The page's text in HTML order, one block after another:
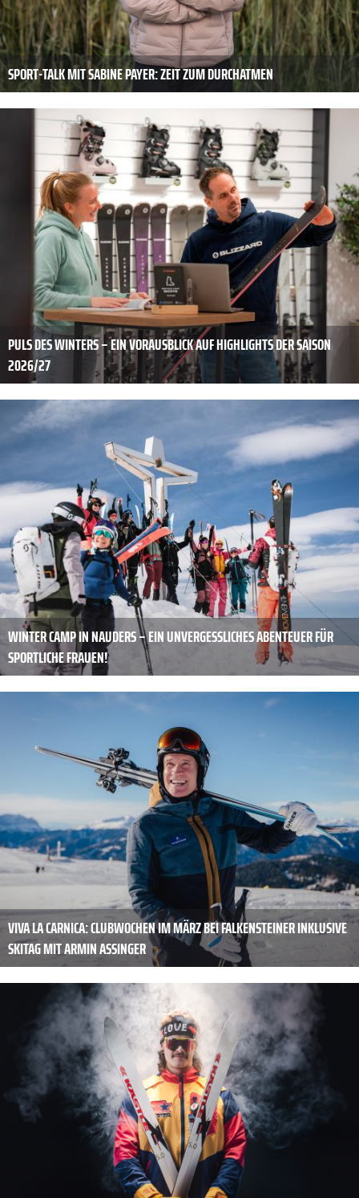
SPORT-TALK MIT SABINE PAYER: ZEIT ZUM DURCHATMEN
PULS DES WINTERS – EIN VORAUSBLICK AUF HIGHLIGHTS DER SAISON
2026/27
WINTER CAMP IN NAUDERS – EIN UNVERGESSLICHES ABENTEUER FÜR
SPORTLICHE FRAUEN!
VIVA LA CARNICA: CLUBWOCHEN IM MÄRZ BEI FALKENSTEINER INKLUSIVE
SKITAG MIT ARMIN ASSINGER